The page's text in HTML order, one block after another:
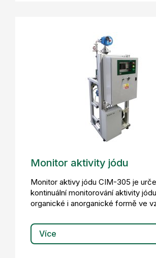
Monitor aktivity jódu
Monitor aktivy jódu CIM-305 je
kontinuální monitorování aktivity
organické i anorganické formě ve
Více